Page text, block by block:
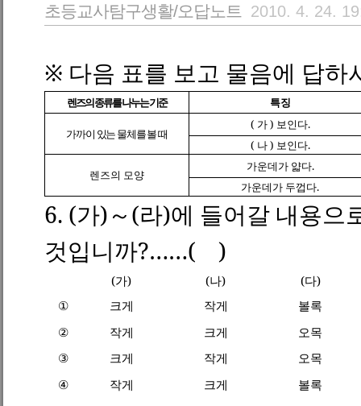
초등교사탐구생활/오답노트 2010. 4. 24.
※ 다음 표를 보고 물음에 답하
렌즈의 종류를 나누는 기준 특징
가까이 있는 물체를 볼 때
( 가) 보인다.
( 나) 보인다.
렌즈의 모양
가운데가 얇다.
가운데가 두껍다.
6. (가)～(라)에 들어갈 내용으
것입니까?……( )
(가) (나) (다)
①
크게 작게
볼록
②
작게 크게
오목
③
크게 작게
오목
④
작게 크게 볼록